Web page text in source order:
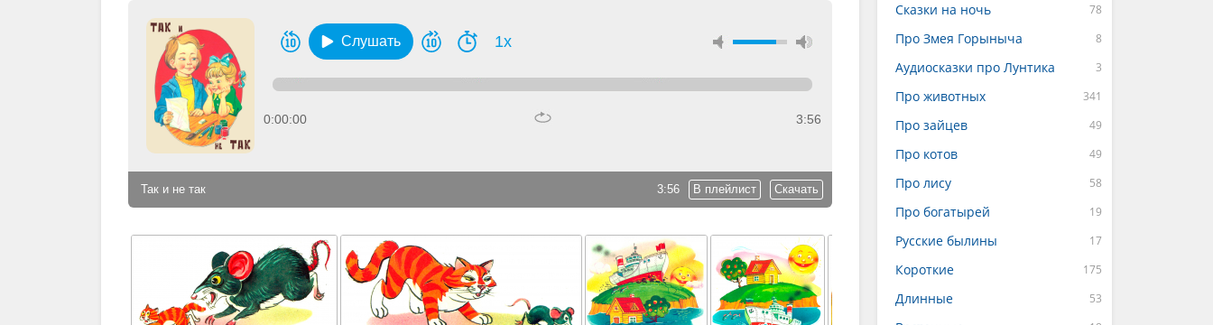
Слушать 1x
0:00:00 3:56
3:56 В плейлист Скачать
Так и не так
Сказки на ночь
Про Змея Горыныча
Аудиосказки про Лунтика
Про животных
Про зайцев
Про котов
Про лису
Про богатырей
Русские былины
Короткие
Длинные